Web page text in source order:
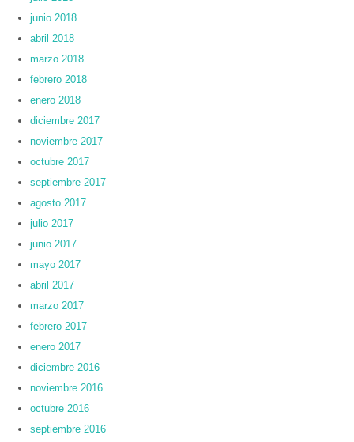
junio 2018
abril 2018
marzo 2018
febrero 2018
enero 2018
diciembre 2017
noviembre 2017
octubre 2017
septiembre 2017
agosto 2017
julio 2017
junio 2017
mayo 2017
abril 2017
marzo 2017
febrero 2017
enero 2017
diciembre 2016
noviembre 2016
octubre 2016
septiembre 2016